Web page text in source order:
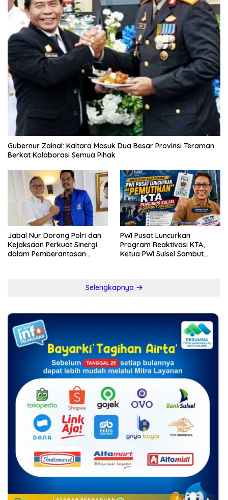
Gubernur Zainal: Kaltara Masuk Dua Besar Provinsi Teraman
Berkat Kolaborasi Semua Pihak
Jabal Nur Dorong Polri dan
Kejaksaan Perkuat Sinergi
dalam Pemberantasan
PWI Pusat Luncurkan
Program Reaktivasi KTA,
Ketua PWI Sulsel Sambut
Selengkapnya